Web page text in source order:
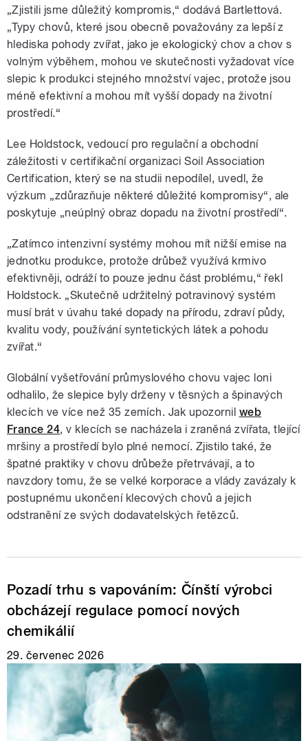
„Zjistili jsme důležitý kompromis,“ dodává Bartlettová.
„Typy chovů, které jsou obecně považovány za lepší z
hlediska pohody zvířat, jako je ekologický chov a chov s
volným výběhem, mohou ve skutečnosti vyžadovat více
slepic k produkci stejného množství vajec, protože jsou
méně efektivní a mohou mít vyšší dopady na životní
prostředí.“
Lee Holdstock, vedoucí pro regulační a obchodní
záležitosti v certifikační organizaci Soil Association
Certification, který se na studii nepodílel, uvedl, že
výzkum „zdůrazňuje některé důležité kompromisy“, ale
poskytuje „neúplný obraz dopadu na životní prostředí“.
„Zatímco intenzivní systémy mohou mít nižší emise na
jednotku produkce, protože drůbež využívá krmivo
efektivněji, odráží to pouze jednu část problému,“ řekl
Holdstock. „Skutečně udržitelný potravinový systém
musí brát v úvahu také dopady na přírodu, zdraví půdy,
kvalitu vody, používání syntetických látek a pohodu
zvířat.“
Globální vyšetřování průmyslového chovu vajec loni
odhalilo, že slepice byly drženy v těsných a špinavých
klecích ve více než 35 zemích. Jak upozornil web
France 24, v klecích se nacházela i zraněná zvířata, tlející
mršiny a prostředí bylo plné nemocí. Zjistilo také, že
špatné praktiky v chovu drůbeže přetrvávají, a to
navzdory tomu, že se velké korporace a vlády zavázaly k
postupnému ukončení klecových chovů a jejich
odstranění ze svých dodavatelských řetězců.
Pozadí trhu s vapováním: Čínští výrobci
obcházejí regulace pomocí nových
chemikálií
29. červenec 2026